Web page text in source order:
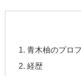
青木柚のプロ
経歴